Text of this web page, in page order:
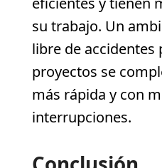
su trabajo. Un
libre de accidentes
proyectos se
más rápida y con
interrupciones.